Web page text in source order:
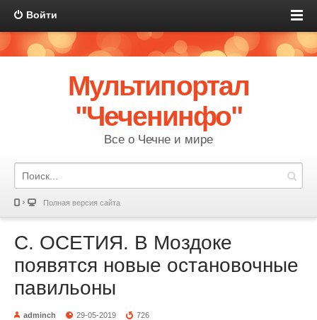
Войти
Мультипортал
"Чеченинфо"
Все о Чечне и мире
Полная версия сайта
С. ОСЕТИЯ. В Моздоке
появятся новые остановочные
павильоны
adminch 29-05-2019 726